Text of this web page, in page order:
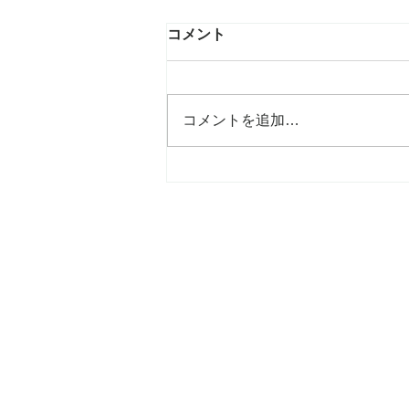
mami吉祥寺店、6年目
コメント
コメントを追加…